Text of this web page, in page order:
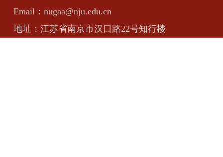
Email： nugaa@nju.edu.cn
地址： 江苏省南京市汉口路22号知行楼